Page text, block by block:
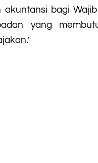
akuntansi bagi
yang